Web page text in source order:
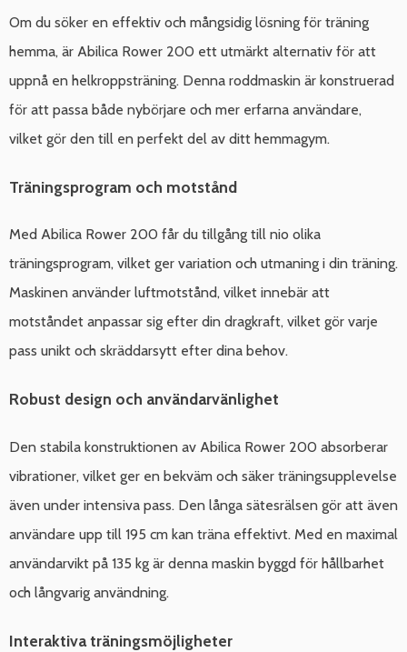
Om du söker en effektiv och mångsidig lösning för träning
hemma, är Abilica Rower 200 ett utmärkt alternativ för att
uppnå en helkroppsträning. Denna roddmaskin är konstruerad
för att passa både nybörjare och mer erfarna användare,
vilket gör den till en perfekt del av ditt hemmagym.
Träningsprogram och motstånd
Med Abilica Rower 200 får du tillgång till nio olika
träningsprogram, vilket ger variation och utmaning i din träning.
Maskinen använder luftmotstånd, vilket innebär att
motståndet anpassar sig efter din dragkraft, vilket gör varje
pass unikt och skräddarsytt efter dina behov.
Robust design och användarvänlighet
Den stabila konstruktionen av Abilica Rower 200 absorberar
vibrationer, vilket ger en bekväm och säker träningsupplevelse
även under intensiva pass. Den långa sätesrälsen gör att även
användare upp till 195 cm kan träna effektivt. Med en maximal
användarvikt på 135 kg är denna maskin byggd för hållbarhet
och långvarig användning.
Interaktiva träningsmöjligheter